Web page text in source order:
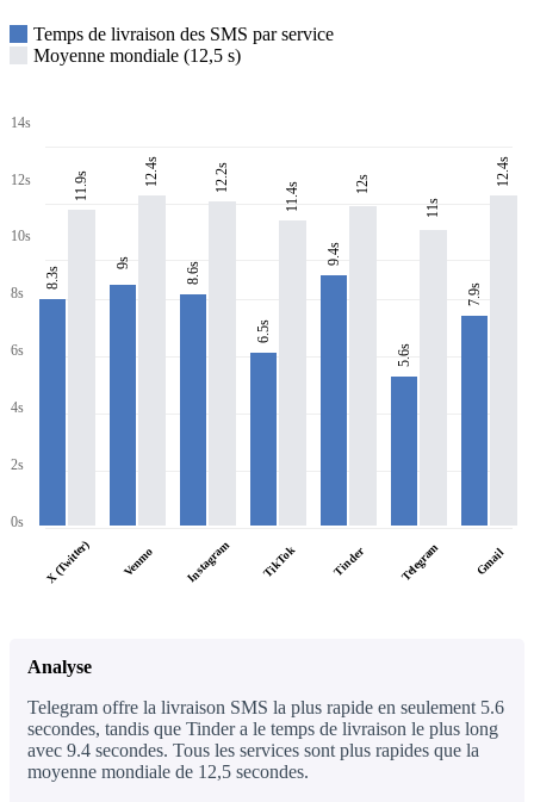
Temps de livraison des SMS par service
Moyenne mondiale (12,5 s)
14s
12s
10s
8s
6s
4s
2s
0s
8.3s
11.9s
X (Twitter)
9s
12.4s
Venmo
8.6s
12.2s
Instagram
6.5s
11.4s
TikTok
9.4s
12s
Tinder
5.6s
11s
Telegram
7.9s
12.4s
Gmail
Analyse
Telegram offre la livraison SMS la plus rapide en seulement 5.6
secondes, tandis que Tinder a le temps de livraison le plus long
avec 9.4 secondes. Tous les services sont plus rapides que la
moyenne mondiale de 12,5 secondes.